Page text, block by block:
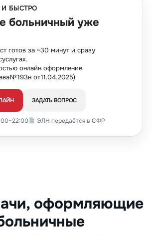
БЫСТРО
больничный уже
готов за ~30 минут и сразу
онлайн оформление
№ 193н от 11.04.2025)
ЗАДАТЬ ВОПРОС
ЭЛН передаётся в СФР
оформляющие